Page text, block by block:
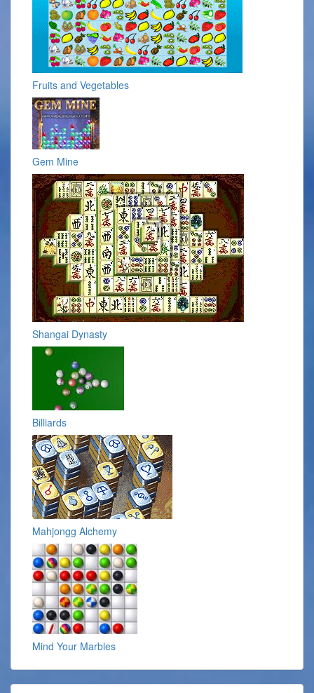
Fruits and Vegetables
Gem Mine
Shangai Dynasty
Billiards
Mahjongg Alchemy
Mind Your Marbles